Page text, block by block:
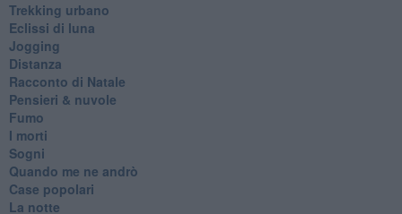
Trekking urbano
Eclissi di luna
Jogging
Distanza
Racconto di Natale
Pensieri & nuvole
Fumo
I morti
Sogni
Quando me ne andrò
Case popolari
La notte